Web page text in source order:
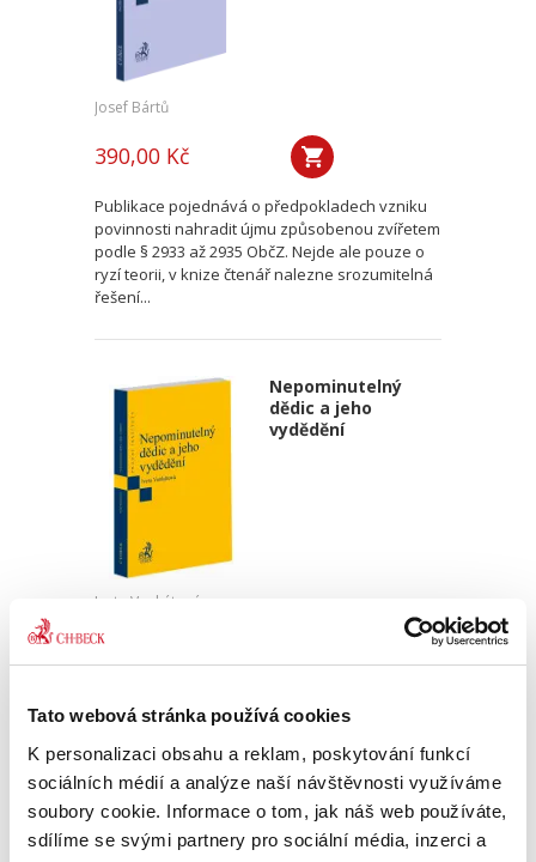
Tato webová stránka používá cookies
K personalizaci obsahu a reklam, poskytování funkcí
sociálních médií a analýze naší návštěvnosti využíváme
soubory cookie. Informace o tom, jak náš web používáte,
sdílíme se svými partnery pro sociální média, inzerci a
Josef Bártů
390,00 Kč
Publikace pojednává o předpokladech vzniku
povinnosti nahradit újmu způsobenou zvířetem
podle § 2933 až 2935 ObčZ. Nejde ale pouze o
ryzí teorii, v knize čtenář nalezne srozumitelná
řešení...
Nepominutelný
dědic a jeho
vydědění
Iveta Vankátová
340,00 Kč
nepominutelného dědice, jeho vydědění a
opominutí, což jsou témata, která se po přijetí
nového občanského zákoníku v roce 2014 stala
mimořádně aktuální v...